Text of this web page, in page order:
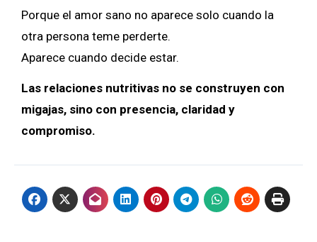
Porque el amor sano no aparece solo cuando la
otra persona teme perderte.
Aparece cuando decide estar.
Las relaciones nutritivas no se construyen con
migajas, sino con presencia, claridad y
compromiso.